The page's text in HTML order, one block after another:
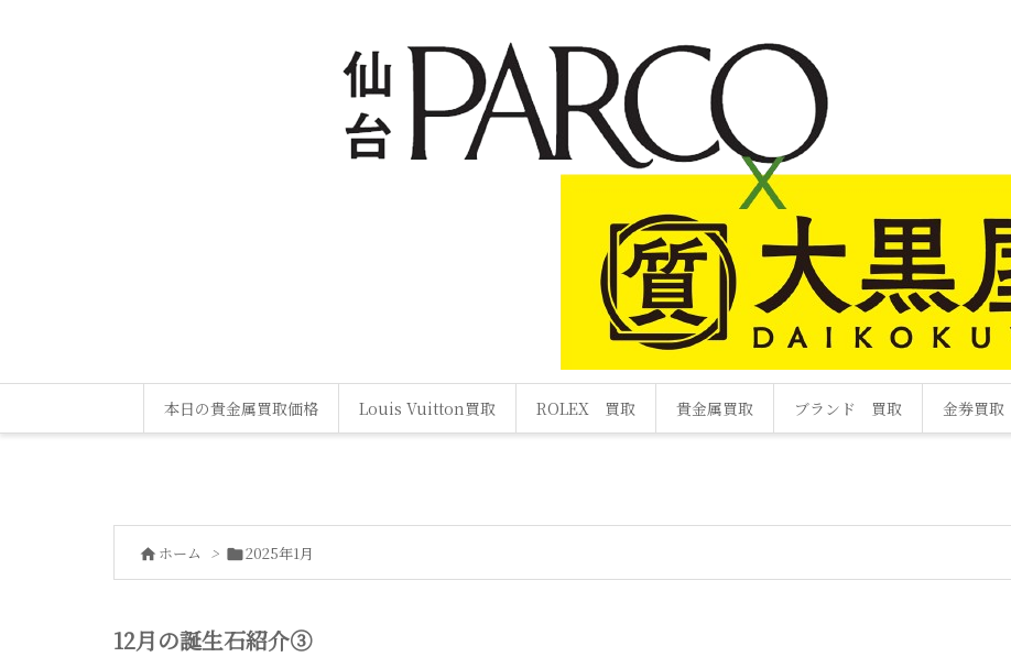
本日の貴金属買取価格 Louis Vuitton買取 ROLEX 買取 貴金属買取 ブランド 買取 金券買取
 ホーム > 2025年1月
12月の誕生石紹介③